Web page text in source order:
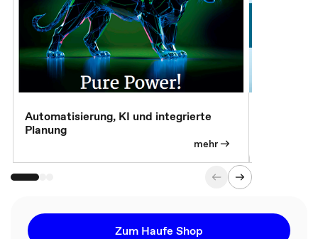
Automatisierung, KI und integrierte
Planung
mehr
Zum Haufe Shop